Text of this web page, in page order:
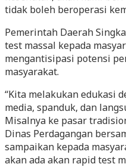
tidak boleh beroperasi
Pemerintah Daerah
test massal kepada
mengantisipasi potensi
masyarakat.
“Kita melakukan edukasi
media, spanduk, dan
Misalnya ke pasar
Dinas Perdagangan
sampaikan kepada
akan ada akan rapid test